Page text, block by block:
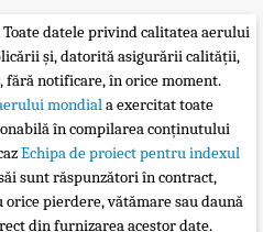
Toate datele privind calitatea aerului
și, datorită asigurării calității,
fără notificare, în orice moment.
mondiala exercitat toate
în compilarea conținutului
Echipa de proiect pentru indexul
sunt răspunzători în contract,
pierdere, vătămare sau daună
din furnizarea acestor date.